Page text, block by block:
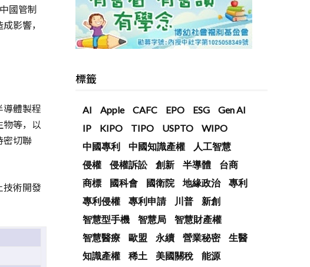
國管制
影響，
體製程
等，以
密切聯
技術開發
標籤
AI Apple CAFC EPO ESG
Gen AI
IP
KIPO TIPO USPTO
WIPO
中國專利
中國知識產權
人工智慧
侵權
侵權訴訟 創新 半導體
台商
商標
國科會 國衛院 地緣政治
專利
專利侵權
專利申請 川普
新創
智慧型手機
智慧局
智慧財產權
智慧醫療
歐盟 永續 營業秘密
生醫
知識產權
稀土 美國關稅
能源